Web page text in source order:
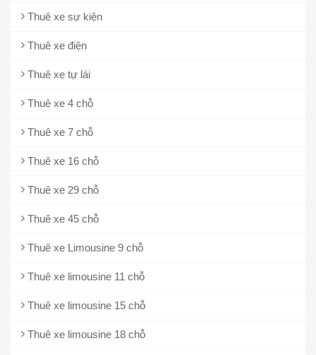
Thuê xe sự kiện
Thuê xe điện
Thuê xe tự lái
Thuê xe 4 chỗ
Thuê xe 7 chỗ
Thuê xe 16 chỗ
Thuê xe 29 chỗ
Thuê xe 45 chỗ
Thuê xe Limousine 9 chỗ
Thuê xe limousine 11 chỗ
Thuê xe limousine 15 chỗ
Thuê xe limousine 18 chỗ